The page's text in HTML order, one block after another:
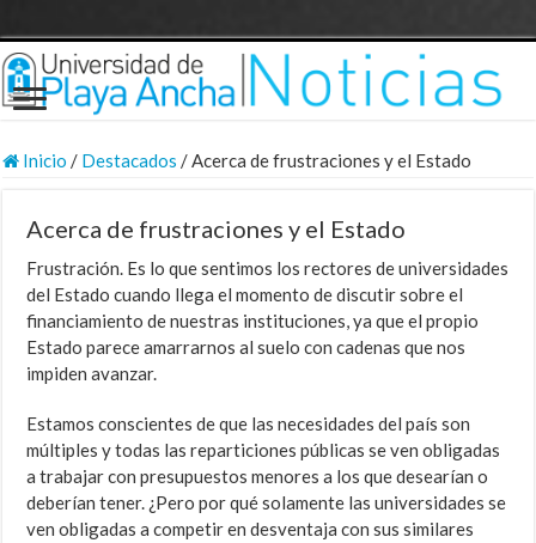
Inicio / Destacados /Acerca de frustraciones y el Estado
Acerca de frustraciones y el Estado
Frustración. Es lo que sentimos los rectores de universidades
del Estado cuando llega el momento de discutir sobre el
financiamiento de nuestras instituciones, ya que el propio
Estado parece amarrarnos al suelo con cadenas que nos
impiden avanzar.
Estamos conscientes de que las necesidades del país son
múltiples y todas las reparticiones públicas se ven obligadas
a trabajar con presupuestos menores a los que desearían o
deberían tener. ¿Pero por qué solamente las universidades se
ven obligadas a competir en desventaja con sus similares